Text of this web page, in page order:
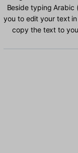
Beside typing Arabic
you to edit your text
copy the text to